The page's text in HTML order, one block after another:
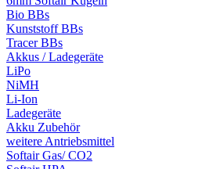
Bio BBs
Kunststoff BBs
Tracer BBs
Akkus / Ladegeräte
LiPo
NiMH
Li-Ion
Ladegeräte
Akku Zubehör
weitere Antriebsmittel
Softair Gas/ CO2